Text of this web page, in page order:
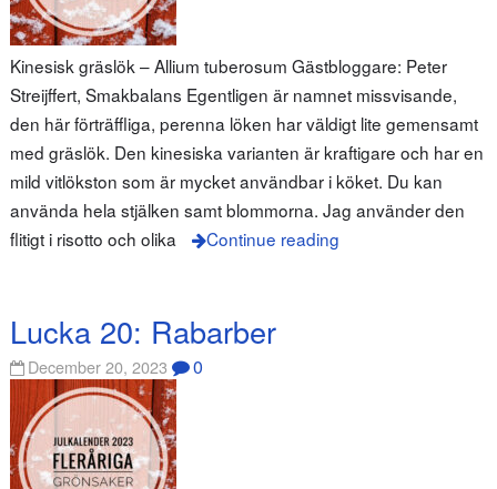
Kinesisk gräslök – Allium tuberosum Gästbloggare: Peter
Streijffert, Smakbalans Egentligen är namnet missvisande,
den här förträffliga, perenna löken har väldigt lite gemensamt
med gräslök. Den kinesiska varianten är kraftigare och har en
mild vitlökston som är mycket användbar i köket. Du kan
använda hela stjälken samt blommorna. Jag använder den
flitigt i risotto och olika
Continue reading
Lucka 20: Rabarber
December 20, 2023 0